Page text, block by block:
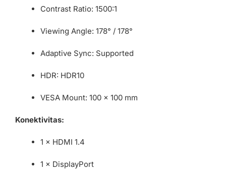
Contrast Ratio: 1500:1
Viewing Angle: 178° / 178°
Adaptive Sync: Supported
HDR: HDR10
VESA Mount: 100 × 100 mm
Konektivitas:
1 × HDMI 1.4
1 × DisplayPort